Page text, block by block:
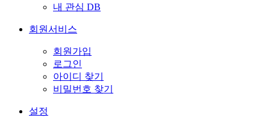
내 관심 DB
회원서비스
회원가입
로그인
아이디 찾기
비밀번호 찾기
설정